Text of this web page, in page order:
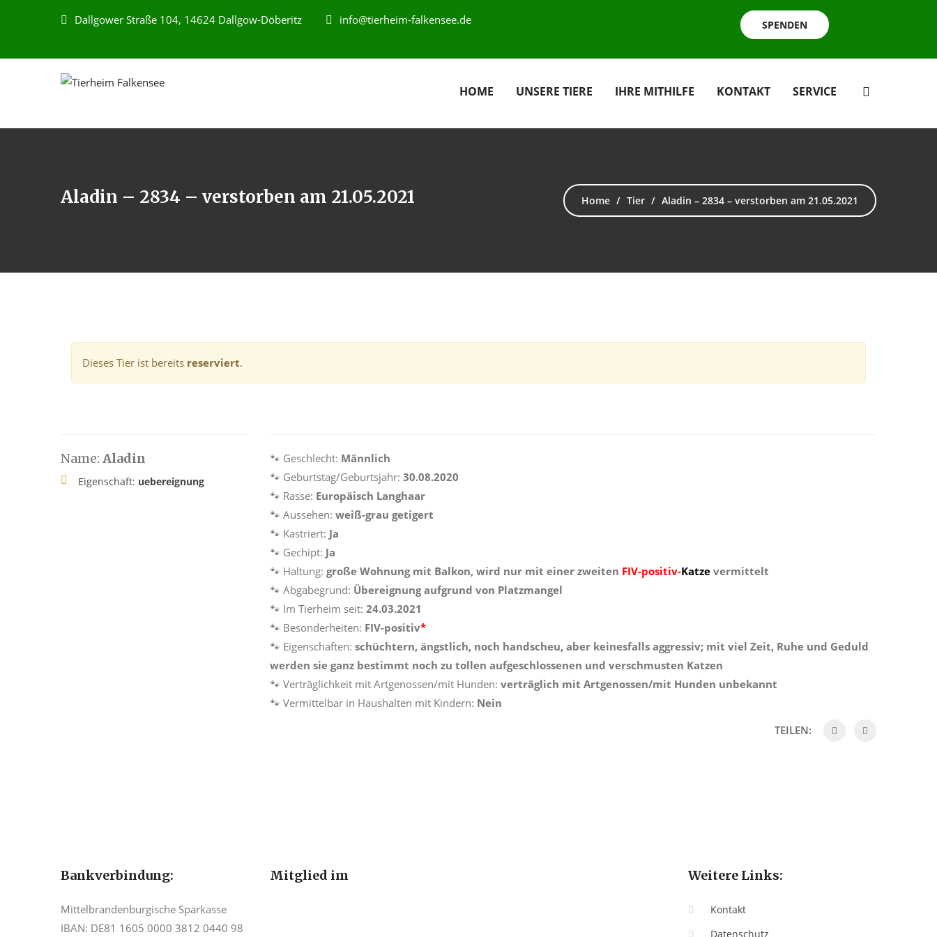
Dallgower Straße 104, 14624 Dallgow-Döberitz info@tierheim-falkensee.de SPENDEN
HOME UNSERE TIERE IHRE MITHILFE KONTAKT SERVICE
Aladin – 2834 – verstorben am 21.05.2021 Home Tier Aladin – 2834 – verstorben am 21.05.2021
Dieses Tier ist bereits reserviert.
Name: Aladin
Eigenschaft: uebereignung
🐾 Geschlecht: Männlich
🐾 Geburtstag/Geburtsjahr: 30.08.2020
🐾 Rasse: Europäisch Langhaar
🐾 Aussehen: weiß-grau getigert
🐾 Kastriert: Ja
🐾 Gechipt: Ja
🐾 Haltung: große Wohnung mit Balkon, wird nur mit einer zweiten FIV-positiv-Katze vermittelt
🐾 Abgabegrund: Übereignung aufgrund von Platzmangel
🐾 Im Tierheim seit: 24.03.2021
🐾 Besonderheiten: FIV-positiv*
🐾 Eigenschaften: schüchtern, ängstlich, noch handscheu, aber keinesfalls aggressiv; mit viel Zeit, Ruhe und Geduld
werden sie ganz bestimmt noch zu tollen aufgeschlossenen und verschmusten Katzen
🐾 Verträglichkeit mit Artgenossen/mit Hunden: verträglich mit Artgenossen/mit Hunden unbekannt
🐾 Vermittelbar in Haushalten mit Kindern: Nein
TEILEN:
Bankverbindung:
Mittelbrandenburgische Sparkasse
IBAN: DE81 1605 0000 3812 0440 98
Mitglied im Weitere Links:
Kontakt
Datenschutz